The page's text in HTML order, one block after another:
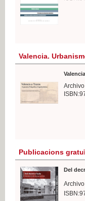
Valencia.
Publicacions
Del